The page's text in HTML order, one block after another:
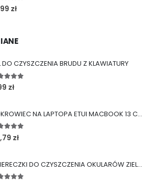
of 5
zł
DO CZYSZCZENIA BRUDU Z KLAWIATURY
out of 5
zł
POKROWIEC NA LAPTOPA ETUI MACBOOK 13 CALI TORBA
out of 5
zł
ŚCIERECZKI DO CZYSZCZENIA OKULARÓW ZIELONE